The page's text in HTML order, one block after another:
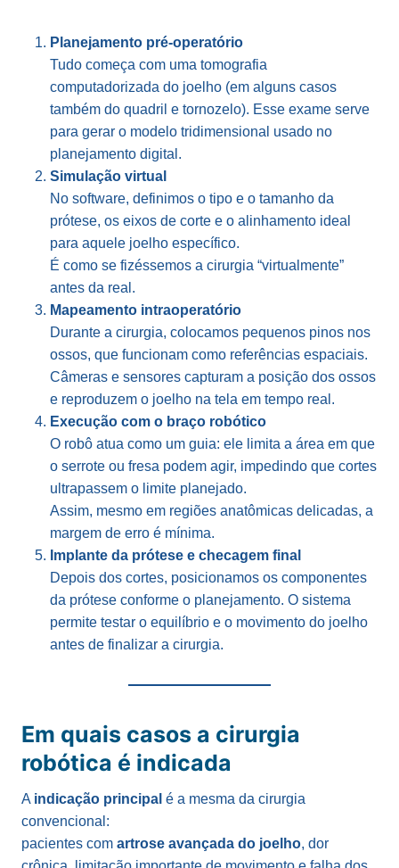
Planejamento pré-operatório
Tudo começa com uma tomografia
computadorizada do joelho (em alguns casos
também do quadril e tornozelo). Esse exame serve
para gerar o modelo tridimensional usado no
planejamento digital.
Simulação virtual
No software, definimos o tipo e o tamanho da
prótese, os eixos de corte e o alinhamento ideal
para aquele joelho específico.
É como se fizéssemos a cirurgia “virtualmente”
antes da real.
Mapeamento intraoperatório
Durante a cirurgia, colocamos pequenos pinos nos
ossos, que funcionam como referências espaciais.
Câmeras e sensores capturam a posição dos ossos
e reproduzem o joelho na tela em tempo real.
Execução com o braço robótico
O robô atua como um guia: ele limita a área em que
o serrote ou fresa podem agir, impedindo que cortes
ultrapassem o limite planejado.
Assim, mesmo em regiões anatômicas delicadas, a
margem de erro é mínima.
Implante da prótese e checagem final
Depois dos cortes, posicionamos os componentes
da prótese conforme o planejamento. O sistema
permite testar o equilíbrio e o movimento do joelho
antes de finalizar a cirurgia.
Em quais casos a cirurgia
robótica é indicada
A indicação principal é a mesma da cirurgia
convencional:
pacientes com artrose avançada do joelho, dor